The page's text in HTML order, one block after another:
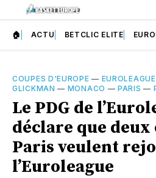
🏠 ACTU BETCLIC ELITE
COUPES D'EUROPE —
GLICKMAN — MONACO —PARIS —
Le PDG de
déclare que deux
Paris veulent
l’Euroleague